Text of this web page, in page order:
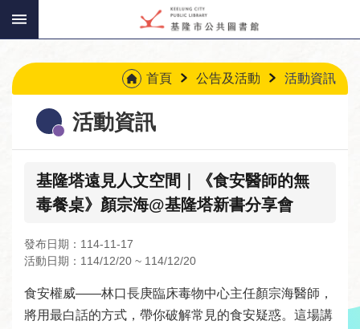
跳到主要內容區塊
:::
首頁 公告及活動 活動資訊
活動資訊
基隆塔遠見人文空間｜《食安醫師的無
毒餐桌》顏宗海@基隆塔新書分享會
發布日期：114-11-17
活動日期：114/12/20 ~ 114/12/20
食安權威——林口長庚臨床毒物中心主任顏宗海醫師，
將用最白話的方式，帶你破解常見的食安疑惑。這場講